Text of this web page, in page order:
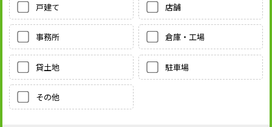
戸建て 店舗
事務所 倉庫・工場
貸土地 駐車場
その他